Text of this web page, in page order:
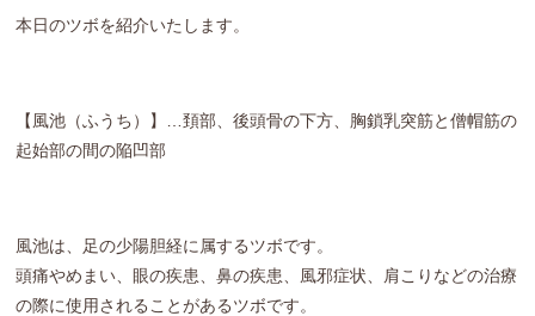
本日のツボを紹介いたします。
【風池（ふうち）】…頚部、後頭骨の下方、胸鎖乳突筋と僧帽筋の
起始部の間の陥凹部
風池は、足の少陽胆経に属するツボです。
頭痛やめまい、眼の疾患、鼻の疾患、風邪症状、肩こりなどの治療
の際に使用されることがあるツボです。